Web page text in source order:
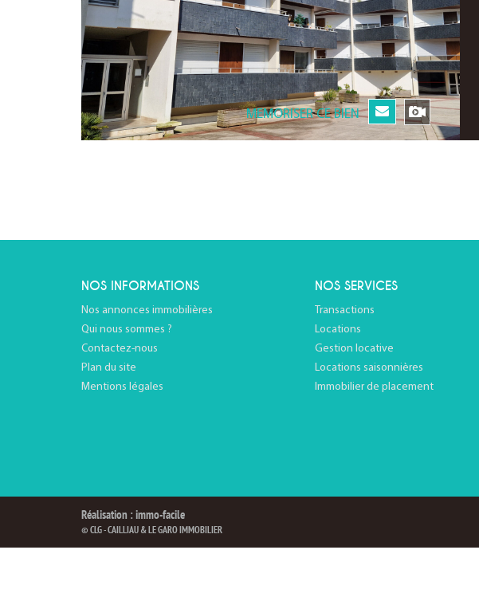
MEMORISER CE BIEN
NOS INFORMATIONS
Nos annonces immobilières
Qui nous sommes ?
Contactez-nous
Plan du site
Mentions légales
NOS SERVICES
Transactions
Locations
Gestion locative
Locations saisonnières
Immobilier de placement
Réalisation : immo-facile
© CLG - CAILLIAU & LE GARO IMMOBILIER